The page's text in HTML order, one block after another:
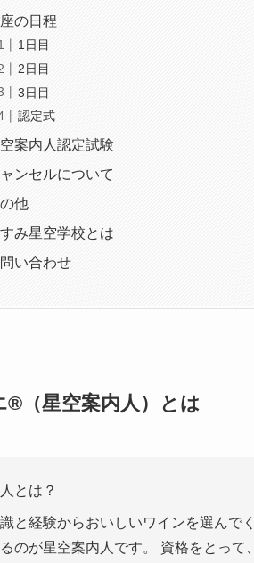
の日程
1日目
2日目
3日目
認定式
案内人認定試験
ンセルについて
他
み星空学校とは
い合わせ
（星空案内人）とは
とは？
と経験からおいしいワインを選んで
のが星空案内人です。 資格をとっ